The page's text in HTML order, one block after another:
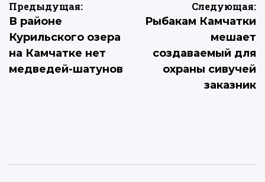
Навигация
по
записям
Предыдущая:
В районе
Курильского озера
на Камчатке нет
медведей-шатунов
Следующая:
Рыбакам Камчатки
мешает
создаваемый для
охраны сивучей
заказник